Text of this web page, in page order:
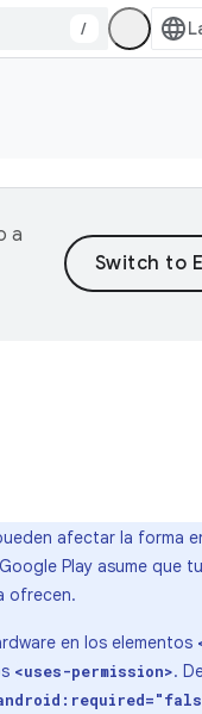
/
a
afectar la forma
Play asume que
ofrecen.
en los elementos
<uses-permission>.